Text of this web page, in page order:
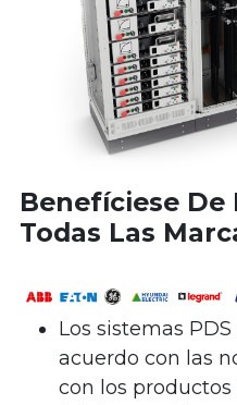
Benefíciese De
Todas Las
Los sistemas
acuerdo con las
con los productos